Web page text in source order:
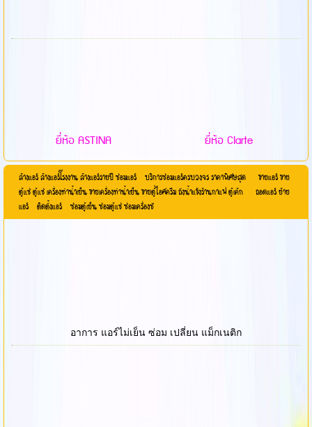
ยี่ห้อ ASTINA ยี่ห้อ Clarte
ล้างแอร์ ล้างแอร์โรงงาน ล้างแอร์รายปี ซ่อมแอร์ บริการซ่อมแอร์ครบวงจร ราคาพิเศษสุด ขายแอร์ ขาย
ตู้แช่ ตู้แช่ เครื่องทำน้ำเย็น ขายเครื่องทำน้ำเย็น ขายตู้ไอศครีม ถังน้ำแข้งร้านกาแฟ ตู้เค้ก ถอดแอร์ ย้าย
แอร์ ติดตั้งแอร์ ซ่อมตู้เย็น ซ่อมตู้แช่ ซ่อมเครื่องซั
อาการ แอร์ไม่เย็น ซ่อม เปลี่ยน แม็กเนติก